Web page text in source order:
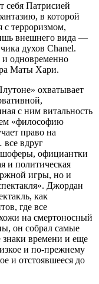
себя Патрисией
в которой
терроризмом,
внешнего вида —
духов Chanel.
и одновременно
Маты Хари.
охватывает
с ним витальность
«философию
право на
вдруг
официантки
и политическая
игры, но и
Джордан
как
где все
на смертоносный
он собрал самые
времени и еще
и по-прежнему
и отстоявшееся до